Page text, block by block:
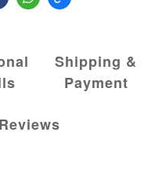
Shipping &
Payment